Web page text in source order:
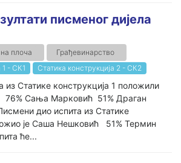
писменог дијела
плоча
Грађевинарство
1 - СК1
Статика конструкција 2 - СК2
из Статике конструкција 1 положили
Сања Марковић 51% Драган
дио испита из Статике
је Саша Нешковић 51% Термин
ће...